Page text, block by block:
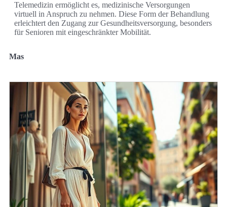
Telemedizin ermöglicht es, medizinische Versorgungen
virtuell in Anspruch zu nehmen. Diese Form der Behandlung
erleichtert den Zugang zur Gesundheitsversorgung, besonders
für Senioren mit eingeschränkter Mobilität.
Mas